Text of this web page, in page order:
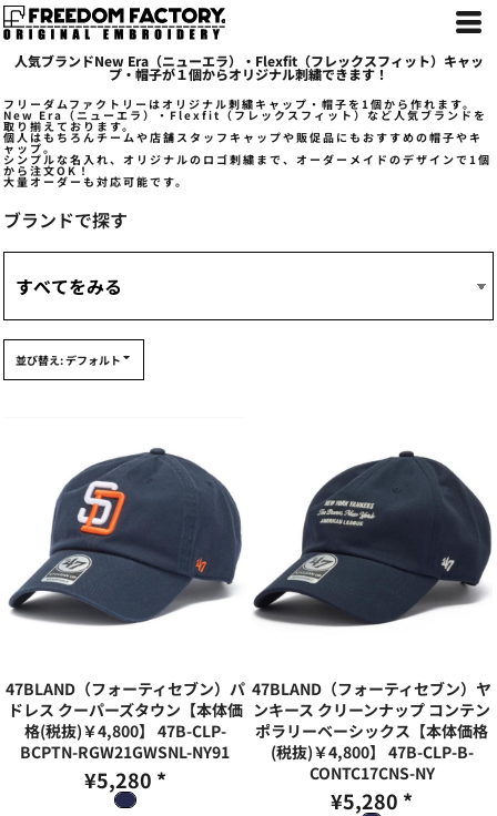
人気ブランドNew Era（ニューエラ）・Flexfit（フレックスフィット）キャッ
プ・帽子が１個からオリジナル刺繍できます！
フリーダムファクトリーはオリジナル刺繍キャップ・帽子を1個から作れます。
New Era（ニューエラ）・Flexfit（フレックスフィット）など人気ブランドを
取り揃えております。
個人はもちろんチームや店舗スタッフキャップや販促品にもおすすめの帽子やキ
ャップ。
シンプルな名入れ、オリジナルのロゴ刺繍まで、オーダーメイドのデザインで1個
から注文OK！
大量オーダーも対応可能です。
ブランドで探す
並び替え: デフォルト
47BLAND（フォーティセブン）パ
ドレス クーパーズタウン【本体価
格(税抜)￥4,800】 47B-CLP-
BCPTN-RGW21GWSNL-NY91
¥5,280 *
47BLAND（フォーティセブン）ヤ
ンキース クリーンナップ コンテン
ポラリーベーシックス【本体価格
(税抜)￥4,800】 47B-CLP-B-
CONTC17CNS-NY
¥5,280 *
デフォルト
価格：安い順
価格：高い順